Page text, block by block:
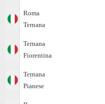
Roma
Ternana
Ternana
Fiorentina
Ternana
Pianese